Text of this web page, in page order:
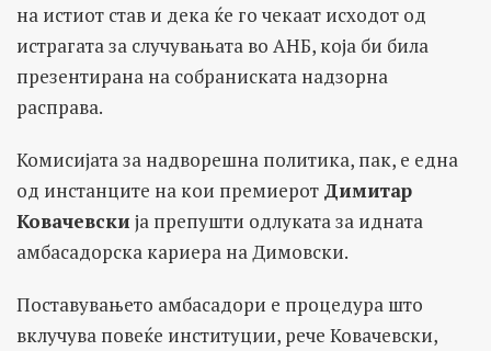
на истиот став и дека ќе го чекаат исходот од
истрагата за случувањата во АНБ, која би била
презентирана на собраниската надзорна
расправа.
Комисијата за надворешна политика, пак, е една
од инстанците на кои премиерот Димитар
Ковачевски ја препушти одлуката за идната
амбасадорска кариера на Димовски.
Поставувањето амбасадори е процедура што
вклучува повеќе институции, рече Ковачевски,